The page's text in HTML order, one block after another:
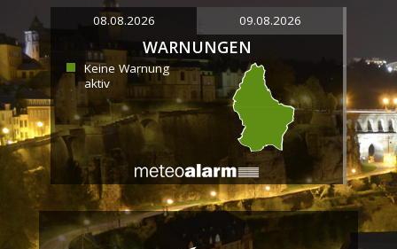
08.08.2026 09.08.2026
WARNUNGEN
Keine Warnung
aktiv